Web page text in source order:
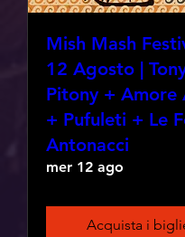
Mish Mash
12 Agosto |
Pitony + Amore
+ Pufuleti + Le
Antonacci
mer 12 ago
Acquista i